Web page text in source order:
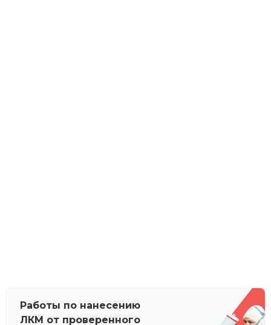
Работы по нанесению
ЛКМ от проверенного